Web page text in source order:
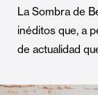
La Sombra de
inéditos que, a
de actualidad